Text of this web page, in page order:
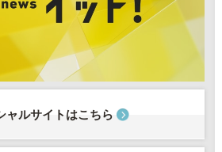
ャルサイトはこちら